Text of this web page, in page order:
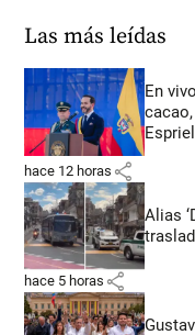
Las más leídas
En
hace 12 horas share
Alias
hace 5 horas share